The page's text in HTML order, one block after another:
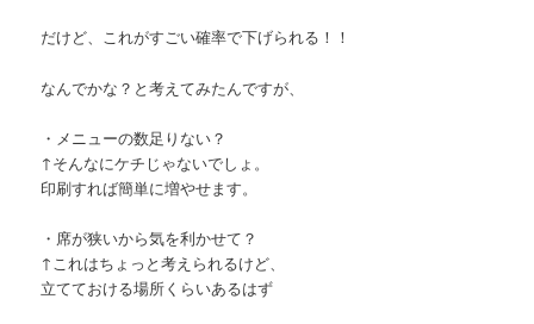
だけど、これがすごい確率で下げられる！！
なんでかな？と考えてみたんですが、
・メニューの数足りない？
↑そんなにケチじゃないでしょ。
印刷すれば簡単に増やせます。
・席が狭いから気を利かせて？
↑これはちょっと考えられるけど、
立てておける場所くらいあるはず